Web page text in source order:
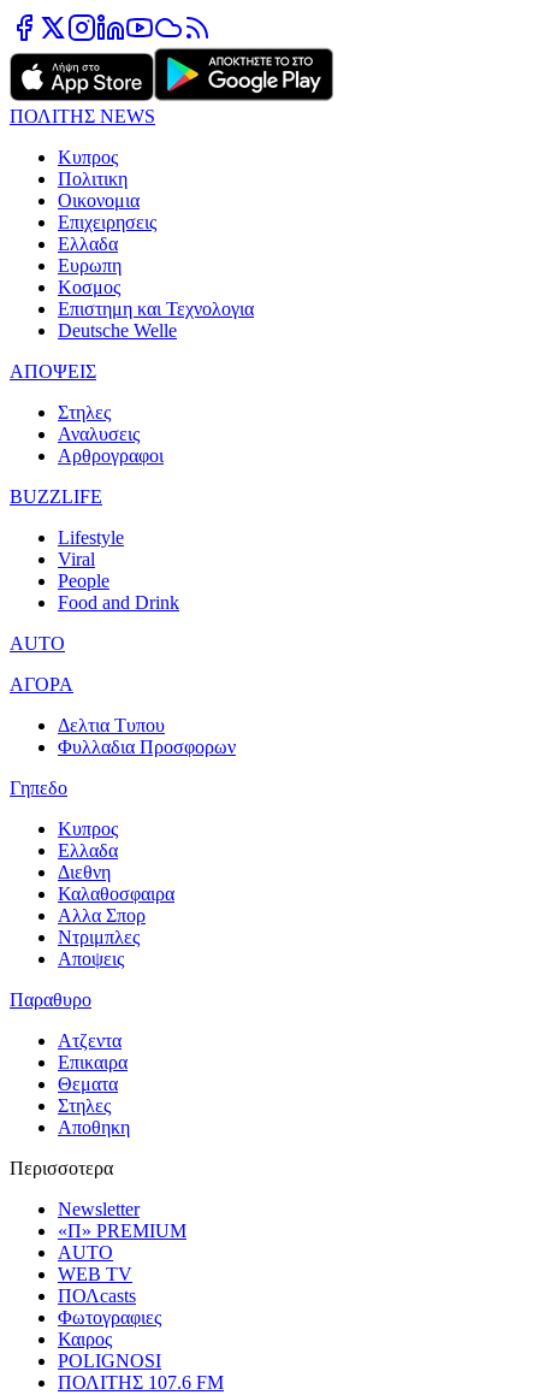
ΠΟΛΙΤΗΣ NEWS
Κυπρος
Πολιτικη
Οικονομια
Επιχειρησεις
Ελλαδα
Ευρωπη
Κοσμος
Επιστημη και Τεχνολογια
Deutsche Welle
ΑΠΟΨΕΙΣ
Στηλες
Αναλυσεις
Αρθρογραφοι
BUZZLIFE
Lifestyle
Viral
People
Food and Drink
AUTO
ΑΓΟΡΑ
Δελτια Τυπου
Φυλλαδια Προσφορων
Γηπεδο
Κυπρος
Ελλαδα
Διεθνη
Καλαθοσφαιρα
Αλλα Σπορ
Ντριμπλες
Αποψεις
Παραθυρο
Ατζεντα
Επικαιρα
Θεματα
Στηλες
Αποθηκη
Περισσοτερα
Newsletter
«Π» PREMIUM
AUTO
WEB TV
ΠΟΛcasts
Φωτογραφιες
Καιρος
POLIGNOSI
ΠΟΛΙΤΗΣ 107.6 FM